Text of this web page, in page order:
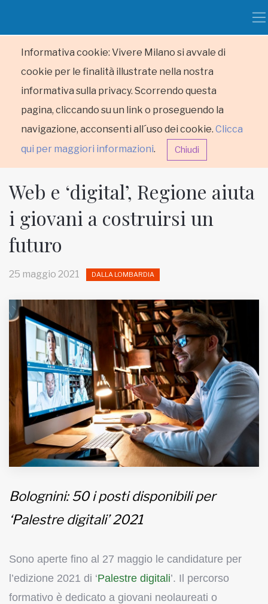
Informativa cookie: Vivere Milano si avvale di
cookie per le finalità illustrate nella nostra
informativa sulla privacy. Scorrendo questa
pagina, cliccando su un link o proseguendo la
navigazione, acconsenti all´uso dei cookie. Clicca
qui per maggiori informazioni. Chiudi
HOME
Inviateci le vostre segnalazioni
Iscriviti alla newsletter
www.viveremilano.info
Fondato e diretto da Enzo De
Bernardis
EDB edizioni - Via Brivio angolo C.
Imbonati, 89 20159 Milano (Italia)
Informativa sulla privacy
Web e ‘digital’, Regione aiuta
i giovani a costruirsi un
futuro
25 maggio 2021 DALLA LOMBARDIA
Bolognini: 50 i posti disponibili per
‘Palestre digitali’ 2021
Sono aperte fino al 27 maggio le candidature per
l’edizione 2021 di ‘Palestre digitali’. Il percorso
formativo è dedicato a giovani neolaureati o